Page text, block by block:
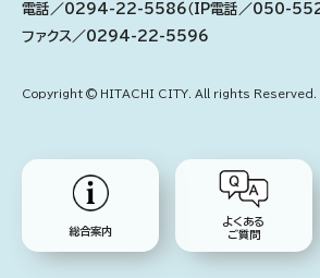
電話／0294-22-5586（IP電話／050-
ファクス／0294-22-5596
Copyright © HITACHI CITY. All rights Reserved.
総合案内
よくある
ご質問